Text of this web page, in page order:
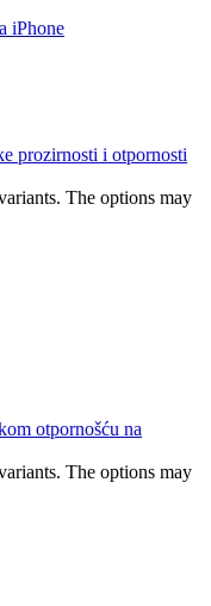
iPhone
The options may
The options may